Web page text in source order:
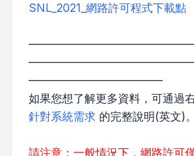
SNL_2021_網路許可程式下載點
————————————
如果您想了解更多資料，可通過
針對系統需求 的完整說明(英文)。
請注意：一般情況下，網路許可